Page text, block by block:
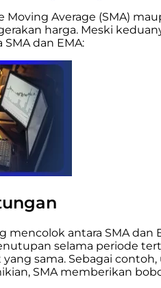
Moving Average (SMA)
harga. Meski
dan EMA:
mencolok antara SMA
selama periode
sama. Sebagai
SMA memberikan